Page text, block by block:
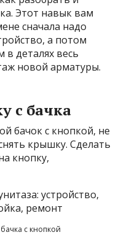
Этот навык вам
сначала надо
а потом
деталях весь
новой арматуры.
с бачка
бачок с кнопкой, не
крышку. Сделать
кнопку,
с кнопкой